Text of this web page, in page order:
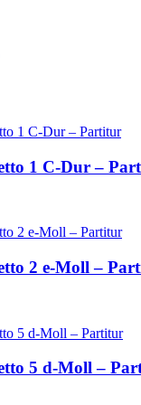
1 C-Dur –
2 e-Moll –
5 d-Moll –